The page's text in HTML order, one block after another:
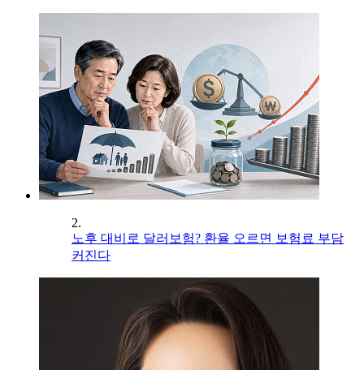
2.
노후 대비로 달러보험? 환율 오르면 보험료 부담
커진다